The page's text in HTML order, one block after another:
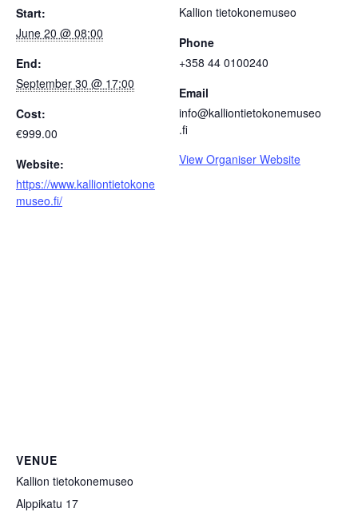
Start:
June 20 @ 08:00
End:
September 30 @ 17:00
Cost:
€999.00
Website:
https://www.kalliontietokone
museo.fi/
Kallion tietokonemuseo
Phone
+358 44 0100240
Email
info@kalliontietokonemuseo
.fi
View Organiser Website
VENUE
Kallion tietokonemuseo
Alppikatu 17